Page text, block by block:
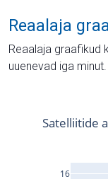
Reaalaja
Reaalaja graafikud
uuenevad iga minut.